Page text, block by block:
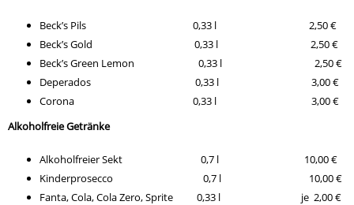
Beck’s Pils 0,33 l 2,50 €
Beck’s Gold 0,33 l 2,50 €
Beck’s Green Lemon 0,33 l 2,50 €
Deperados 0,33 l 3,00 €
Corona 0,33 l 3,00 €
Alkoholfreie Getränke
Alkoholfreier Sekt 0,7 l 10,00 €
Kinderprosecco 0,7 l 10,00 €
Fanta, Cola, Cola Zero, Sprite 0,33 l je 2,00 €